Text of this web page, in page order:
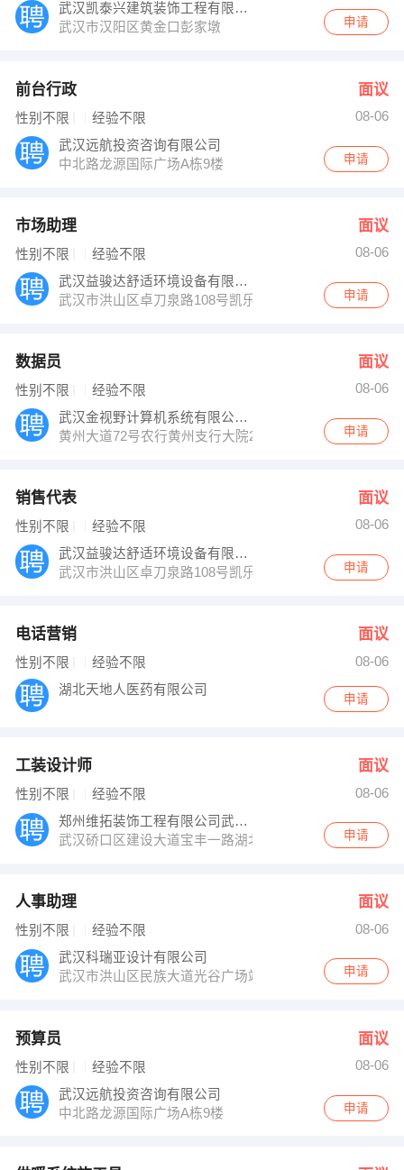
武汉凯泰兴建筑装饰工程有限公司
武汉市汉阳区黄金口彭家墩
申请
前台行政 面议
性别不限 经验不限
08-06
武汉远航投资咨询有限公司
中北路龙源国际广场A栋9楼
申请
市场助理 面议
性别不限 经验不限
08-06
武汉益骏达舒适环境设备有限公司
武汉市洪山区卓刀泉路108号凯乐桂园B座2203
申请
数据员 面议
性别不限 经验不限
08-06
武汉金视野计算机系统有限公司黄冈办事处
黄州大道72号农行黄州支行大院2-402
申请
销售代表 面议
性别不限 经验不限
08-06
武汉益骏达舒适环境设备有限公司
武汉市洪山区卓刀泉路108号凯乐桂园B座2203
申请
电话营销 面议
性别不限 经验不限
08-06
湖北天地人医药有限公司
申请
工装设计师 面议
性别不限 经验不限
08-06
郑州维拓装饰工程有限公司武汉分公司
武汉硚口区建设大道宝丰一路湖北商业广场606室申请
人事助理 面议
性别不限 经验不限
08-06
武汉科瑞亚设计有限公司
武汉市洪山区民族大道光谷广场站湖北广播电视大学内
申请
预算员 面议
性别不限 经验不限
08-06
武汉远航投资咨询有限公司
中北路龙源国际广场A栋9楼
申请